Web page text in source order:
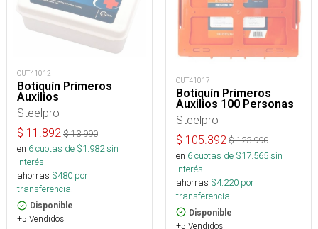
OUT41012
Botiquín Primeros
Auxilios
Steelpro
$ 11.892 $13.990
en 6cuotas de $1.982sin
interés
ahorras $480 por
transferencia.
Disponible
+5 Vendidos
OUT41017
Botiquín Primeros
Auxilios 100 Personas
Steelpro
$ 105.392 $123.990
en 6cuotas de $17.565sin
interés
ahorras $4.220 por
transferencia.
Disponible
+5 Vendidos